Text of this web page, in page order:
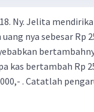
uang
(penawaran
di mana
dari kiri bawah
jumlah uang beredar
bunga turun di
fiskal kontraktif dilakukan
Ny. Jelita
nya sebesar Rp
kas bertambah Rp
. Catatlah
!